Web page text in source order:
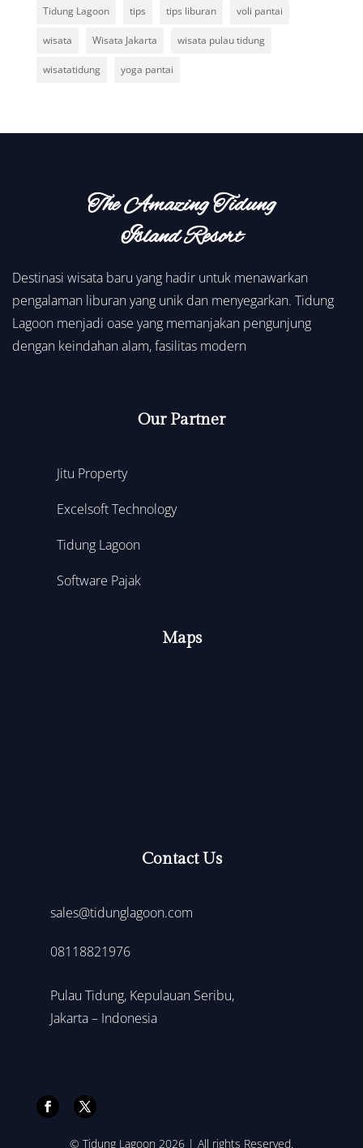
Tidung Lagoon tips tips liburan voli pantai
wisata Wisata Jakarta wisata pulau tidung
wisatatidung yoga pantai
Contact Us
sales@tidunglagoon.com
08118821976
Pulau Tidung, Kepulauan Seribu,
Jakarta – Indonesia
The Amazing Tidung
Island Resort
Destinasi wisata baru yang hadir untuk menawarkan
pengalaman liburan yang unik dan menyegarkan. Tidung
Lagoon menjadi oase yang memanjakan pengunjung
dengan keindahan alam, fasilitas modern
Our Partner
Jitu Property
Excelsoft Technology
Tidung Lagoon
Software Pajak
Maps
© Tidung Lagoon 2026 | All rights Reserved.